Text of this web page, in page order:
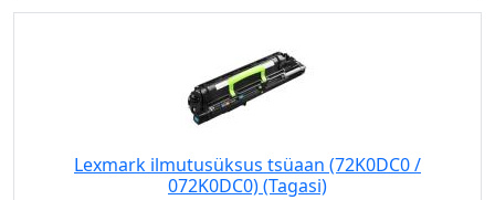
Lexmark ilmutusüksus tsüaan (72K0DC0 /
072K0DC0) (Tagasi)